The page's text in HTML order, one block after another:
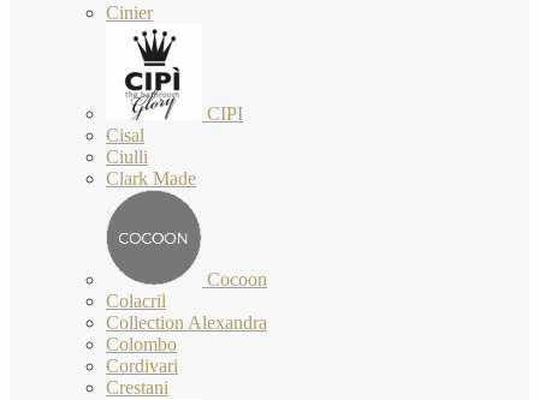
Cinier
CIPI
Cisal
Ciulli
Clark Made
Cocoon
Colacril
Collection Alexandra
Colombo
Cordivari
Crestani